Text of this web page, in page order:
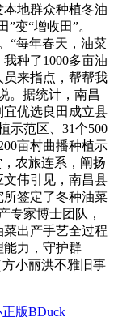
地群众种植冬油
变“增收田”。
“每年春天，油菜
种了1000多亩油
来指点，帮帮我
。据统计，南昌
宜优选良田成立县
示范区、31个500
亩村曲播种植示
农旅连系，阐扬
伟引见，南昌县
签定了冬种油菜
专家博士团队，
出产手艺全过程
能力，守护群
小丽洪不雅旧事
版BDuck